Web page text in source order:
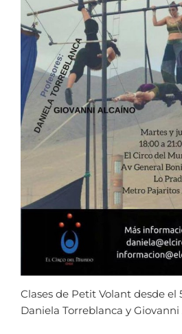
Clases de Petit Volant desde
Daniela Torreblanca y